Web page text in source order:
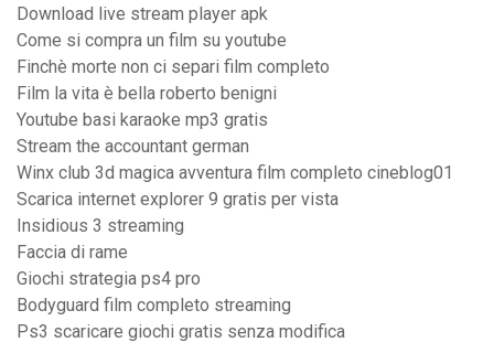
Download live stream player apk
Come si compra un film su youtube
Finchè morte non ci separi film completo
Film la vita è bella roberto benigni
Youtube basi karaoke mp3 gratis
Stream the accountant german
Winx club 3d magica avventura film completo cineblog01
Scarica internet explorer 9 gratis per vista
Insidious 3 streaming
Faccia di rame
Giochi strategia ps4 pro
Bodyguard film completo streaming
Ps3 scaricare giochi gratis senza modifica